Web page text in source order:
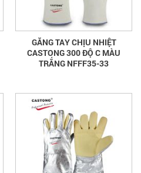
GĂNG TAY CHỊU NHIỆT
CASTONG 300 ĐỘ C MÀU
TRẮNG NFFF35-33